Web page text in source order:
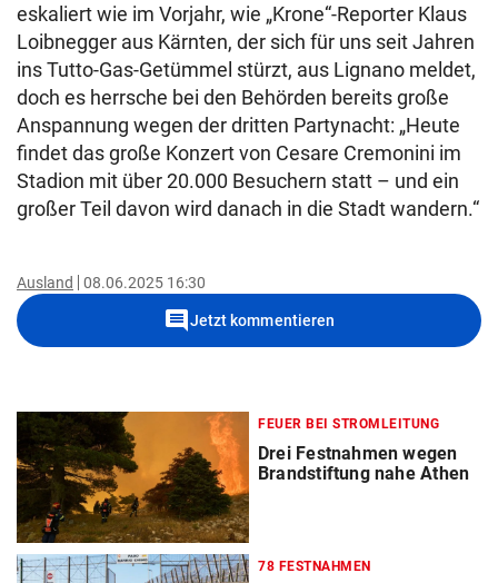
eskaliert wie im Vorjahr, wie „Krone“-Reporter Klaus
Loibnegger aus Kärnten, der sich für uns seit Jahren
ins Tutto-Gas-Getümmel stürzt, aus Lignano meldet,
doch es herrsche bei den Behörden bereits große
Anspannung wegen der dritten Partynacht: „Heute
findet das große Konzert von Cesare Cremonini im
Stadion mit über 20.000 Besuchern statt – und ein
großer Teil davon wird danach in die Stadt wandern.“
Ausland 08.06.2025 16:30
commentJetzt kommentieren
FEUER BEI STROMLEITUNG
Drei Festnahmen wegen
Brandstiftung nahe Athen
78 FESTNAHMEN